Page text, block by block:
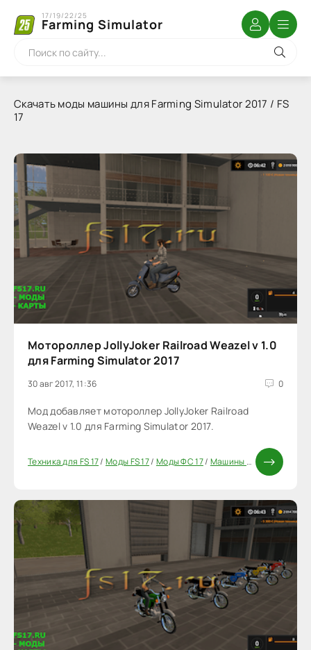
Farming Simulator
17/19/22/25
Скачать моды машины для Farming Simulator 2017 / FS
17
Мотороллер JollyJoker Railroad Weazel v 1.0
для Farming Simulator 2017
30 авг 2017, 11:36 0
Мод добавляет мотороллер JollyJoker Railroad
Weazel v 1.0 для Farming Simulator 2017.
Техника для FS 17/Моды FS 17/ Моды ФС 17/ Машины для FS17